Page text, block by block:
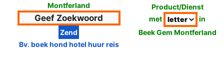
Montferland
Bv. boek hond hotel huur reis
Product/Dienst
met
in
Beek Gem Montferland